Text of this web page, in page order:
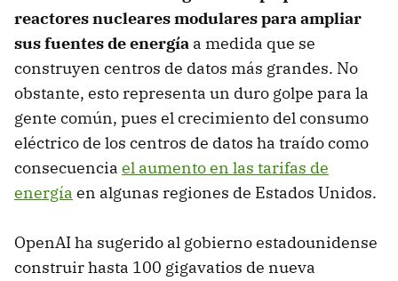
reactores nucleares modulares para ampliar
sus fuentes de energía a medida que se
construyen centros de datos más grandes. No
obstante, esto representa un duro golpe para la
gente común, pues el crecimiento del consumo
eléctrico de los centros de datos ha traído como
consecuencia el aumento en las tarifas de
energía en algunas regiones de Estados Unidos.
OpenAI ha sugerido al gobierno estadounidense
construir hasta 100 gigavatios de nueva